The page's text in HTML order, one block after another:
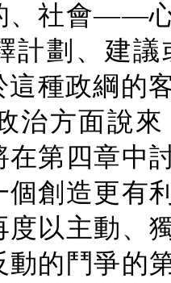
、社會——
計劃、建
這種政綱的
方面說來
在第四章中
個創造更有
度以主動、
動的鬥爭的